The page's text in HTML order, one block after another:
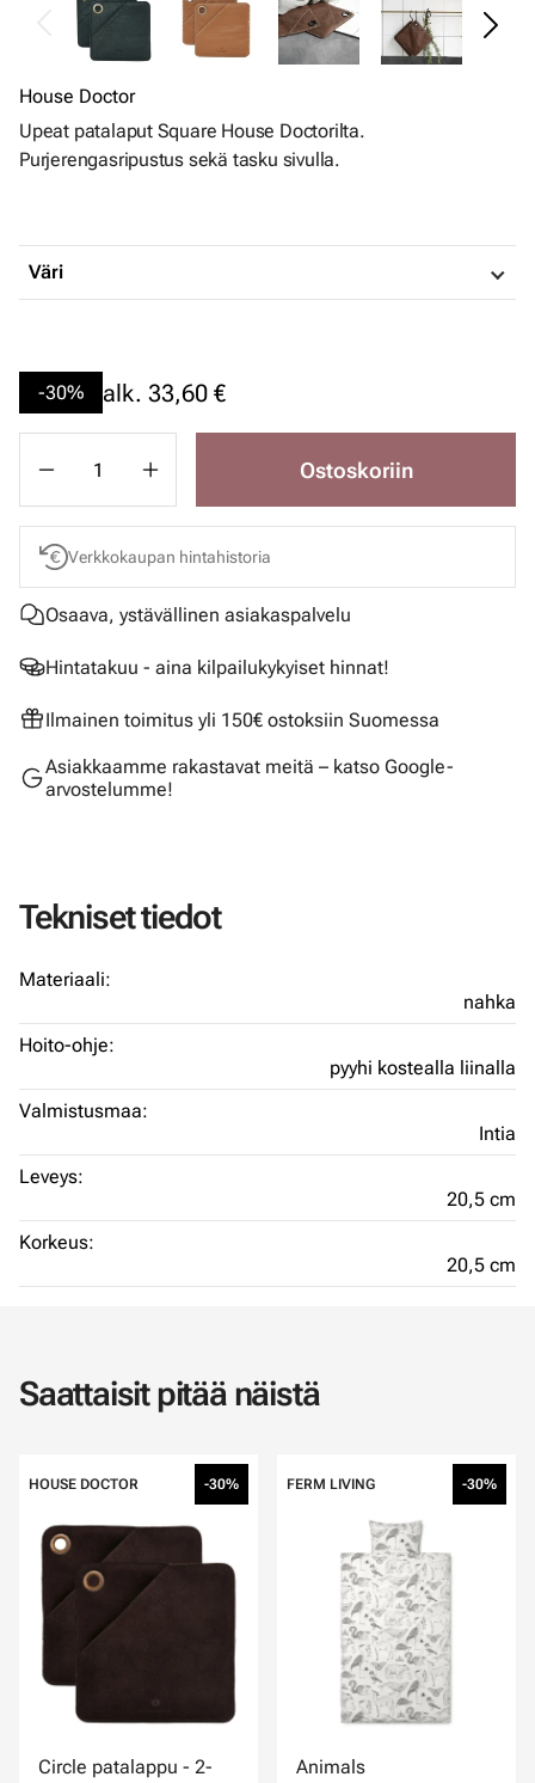
House Doctor
Upeat patalaput Square House Doctorilta.
Purjerengasripustus sekä tasku sivulla.
Väri
-30% alk. 33,60 €
Ostoskoriin
Verkkokaupan hintahistoria
Osaava, ystävällinen asiakaspalvelu
Hintatakuu - aina kilpailukykyiset hinnat!
Ilmainen toimitus yli 150€ ostoksiin Suomessa
Asiakkaamme rakastavat meitä – katso Google-
arvostelumme!
Tekniset tiedot
Materiaali:
nahka
Hoito-ohje:
pyyhi kostealla liinalla
Valmistusmaa:
Intia
Leveys:
20,5 cm
Korkeus:
20,5 cm
Saattaisit pitää näistä
HOUSE DOCTOR -30%
Circle patalappu - 2-
FERM LIVING -30%
Animals